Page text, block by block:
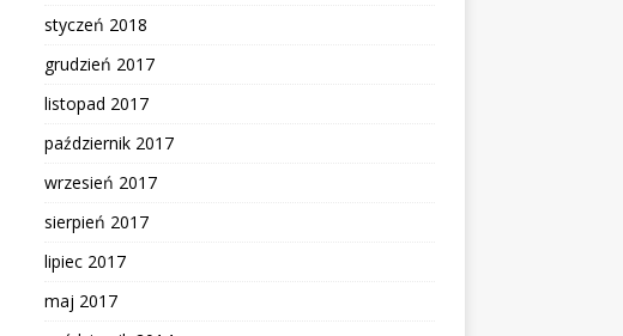
styczeń 2018
grudzień 2017
listopad 2017
październik 2017
wrzesień 2017
sierpień 2017
lipiec 2017
maj 2017